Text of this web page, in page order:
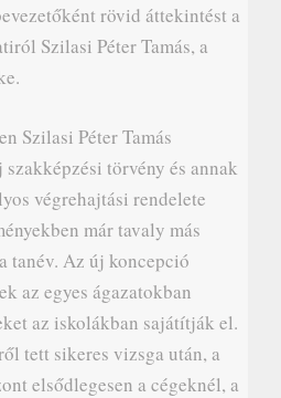
rövid áttekintést a
Szilasi Péter Tamás, a
Szilasi Péter Tamás
törvény és annak
végrehajtási rendelete
már tavaly más
tanév. Az új koncepció
az egyes ágazatokban
az iskolákban sajátítják el.
tett sikeres vizsga után, a
elsődlegesen a cégeknél, a